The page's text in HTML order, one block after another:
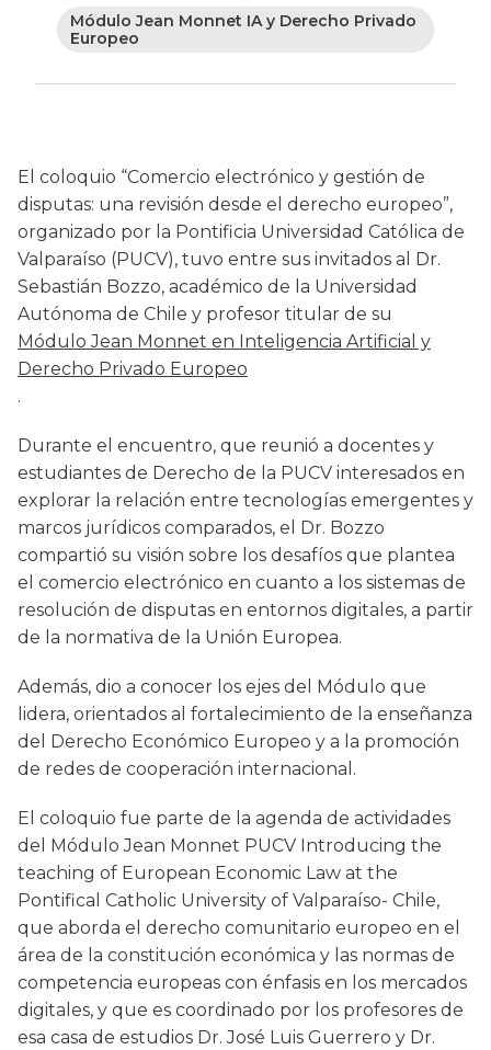
Módulo Jean Monnet IA y Derecho Privado
Europeo
El coloquio “Comercio electrónico y gestión de
disputas: una revisión desde el derecho europeo”,
organizado por la Pontificia Universidad Católica de
Valparaíso (PUCV), tuvo entre sus invitados al Dr.
Sebastián Bozzo, académico de la Universidad
Autónoma de Chile y profesor titular de su
Módulo Jean Monnet en Inteligencia Artificial y
Derecho Privado Europeo
.
Durante el encuentro, que reunió a docentes y
estudiantes de Derecho de la PUCV interesados en
explorar la relación entre tecnologías emergentes y
marcos jurídicos comparados, el Dr. Bozzo
compartió su visión sobre los desafíos que plantea
el comercio electrónico en cuanto a los sistemas de
resolución de disputas en entornos digitales, a partir
de la normativa de la Unión Europea.
Además, dio a conocer los ejes del Módulo que
lidera, orientados al fortalecimiento de la enseñanza
del Derecho Económico Europeo y a la promoción
de redes de cooperación internacional.
El coloquio fue parte de la agenda de actividades
del Módulo Jean Monnet PUCV Introducing the
teaching of European Economic Law at the
Pontifical Catholic University of Valparaíso- Chile,
que aborda el derecho comunitario europeo en el
área de la constitución económica y las normas de
competencia europeas con énfasis en los mercados
digitales, y que es coordinado por los profesores de
esa casa de estudios Dr. José Luis Guerrero y Dr.